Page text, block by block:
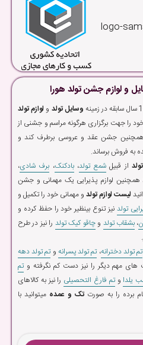
و لوازم جشن تولد هورا
وسایل تولد و لوازم تولد
خود را جهت برگزاری هرگونه مراسم و جشنی از
جشن عقد و عروسی برطرف کند و
به فروش برساند.
از قبیلشمع تولد،بادکنک، برف شادی،
همچنین لوازم پذیرایی یک مهمانی و جشن
لیست لوازم تولد و مهمانی خود را تکمیل و
تولد نیز تنوع بینظیر خود را حفظ کرده و
،بشقاب تولد وچاقو کیک تولد را نیز در طرح
تم تولد دخترانه،تم تولد پسرانه وتم تولد دهه
های مهم دیگر را نیز دست کم نگرفته وتم
یلدا وتم فارغ التحصیلی را نیز به کالاهای
برده را به صورت تک و عمده میتوانید با